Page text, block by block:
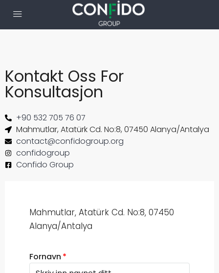
Kontakt Oss For
Konsultasjon
+90 532 705 76 07
Mahmutlar, Atatürk Cd. No:8, 07450 Alanya/Antalya
contact@confidogroup.org
confidogroup
Confido Group
Mahmutlar, Atatürk Cd. No:8, 07450
Alanya/Antalya
Fornavn